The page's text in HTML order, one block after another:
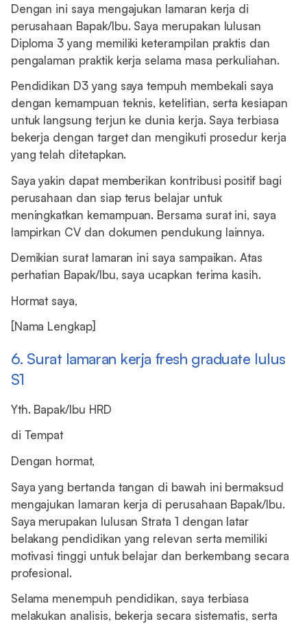
Dengan ini saya mengajukan lamaran kerja di
perusahaan Bapak/Ibu. Saya merupakan lulusan
Diploma 3 yang memiliki keterampilan praktis dan
pengalaman praktik kerja selama masa perkuliahan.
Pendidikan D3 yang saya tempuh membekali saya
dengan kemampuan teknis, ketelitian, serta kesiapan
untuk langsung terjun ke dunia kerja. Saya terbiasa
bekerja dengan target dan mengikuti prosedur kerja
yang telah ditetapkan.
Saya yakin dapat memberikan kontribusi positif bagi
perusahaan dan siap terus belajar untuk
meningkatkan kemampuan. Bersama surat ini, saya
lampirkan CV dan dokumen pendukung lainnya.
Demikian surat lamaran ini saya sampaikan. Atas
perhatian Bapak/Ibu, saya ucapkan terima kasih.
Hormat saya,
[Nama Lengkap]
6. Surat lamaran kerja fresh graduate lulus
S1
Yth. Bapak/Ibu HRD
di Tempat
Dengan hormat,
Saya yang bertanda tangan di bawah ini bermaksud
mengajukan lamaran kerja di perusahaan Bapak/Ibu.
Saya merupakan lulusan Strata 1 dengan latar
belakang pendidikan yang relevan serta memiliki
motivasi tinggi untuk belajar dan berkembang secara
profesional.
Selama menempuh pendidikan, saya terbiasa
melakukan analisis, bekerja secara sistematis, serta